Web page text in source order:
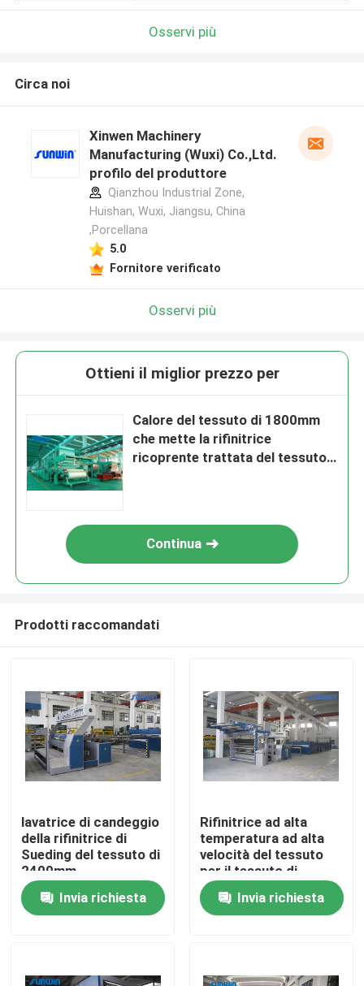
Casa
Contatti
Osservi più
Circa noi
Xinwen Machinery
Manufacturing (Wuxi) Co.,Ltd.
profilo del produttore
Qianzhou Industrial Zone,
Huishan, Wuxi, Jiangsu, China
,Porcellana
5.0
Fornitore verificato
Osservi più
Ottieni il miglior prezzo per
Calore del tessuto di 1800mm
che mette la rifinitrice
ricoprente trattata del tessuto
Continua
Prodotti raccomandati
lavatrice di candeggio
della rifinitrice di
Sueding del tessuto di
2400mm
Invia richiesta
Rifinitrice ad alta
temperatura ad alta
velocità del tessuto
per il tessuto di
Bedmattress
Invia richiesta